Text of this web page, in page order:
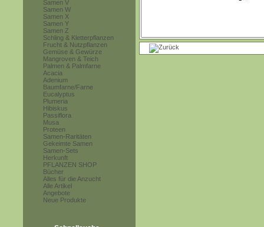
Samen V
Samen W
Samen X
Samen Y
Samen Z
Schling & Kletterpflanzen
Frucht & Nutzpflanzen
Gemüse & Gewürze
Mangroven & Teich
Palmen & Palmfarne
Acacia
Adenium
Baumfarne/Farne
Eucalyptus
Plumeria
Hibiskus
Passiflora
Musa
Proteen
Samen-Raritäten
Gekeimte Samen
Samen-Sets
Herkunft
PFLANZEN SHOP
Bücher
Alles für die Anzucht
Alle Artikel
Angebote
Neue Produkte